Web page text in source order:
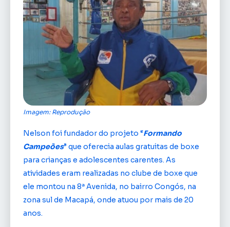
Imagem: Reprodução
Nelson foi fundador do projeto “Formando
Campeões” que oferecia aulas gratuitas de boxe
para crianças e adolescentes carentes. As
atividades eram realizadas no clube de boxe que
ele montou na 8ª Avenida, no bairro Congós, na
zona sul de Macapá, onde atuou por mais de 20
anos.